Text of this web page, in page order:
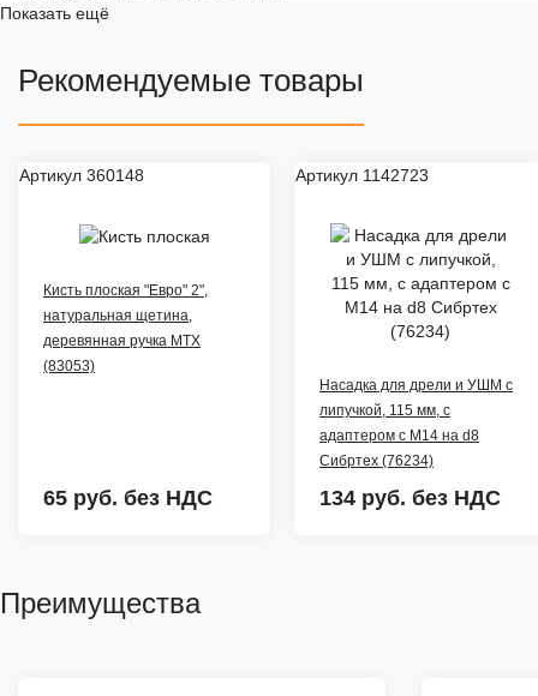
Показать ещё
Рекомендуемые товары
Артикул 360148
Кисть плоская "Евро" 2",
натуральная щетина,
деревянная ручка MTX
(83053)
65 руб. без НДС
Артикул 1142723
Насадка для дрели и УШМ с
липучкой, 115 мм, с
адаптером c М14 на d8
Сибртех (76234)
134 руб. без НДС
Преимущества